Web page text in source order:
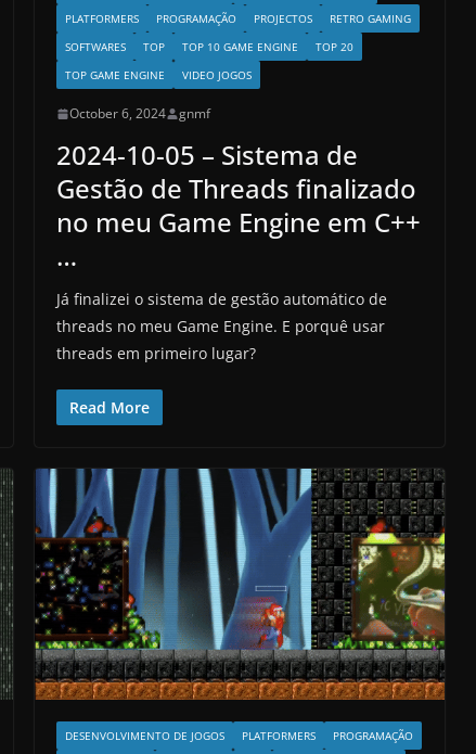
PLATFORMERS
PROGRAMAÇÃO PROJECTOS
RETRO GAMING
SOFTWARES
TOP TOP 10 GAME ENGINE
TOP 20
TOP GAME ENGINE
VIDEO JOGOS
October 6, 2024 gnmf
2024-10-05 – Sistema de
Gestão de Threads finalizado
no meu Game Engine em C++
…
Já finalizei o sistema de gestão automático de
threads no meu Game Engine. E porquê usar
threads em primeiro lugar?
Read More
DESENVOLVIMENTO DE JOGOS PLATFORMERS PROGRAMAÇÃO